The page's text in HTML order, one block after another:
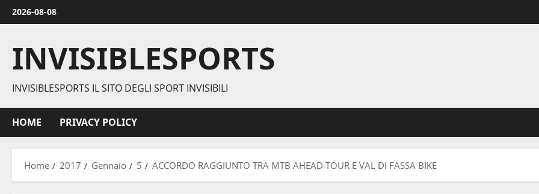
Vai
al
2026-08-08
INVISIBLESPORTS
INVISIBLESPORTS IL SITO DEGLI SPORT INVISIBILI
HOME PRIVACY POLICY
Home 2017 Gennaio 5 ACCORDO RAGGIUNTO TRA MTB AHEAD TOUR E VAL DI FASSA BIKE